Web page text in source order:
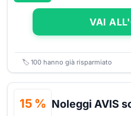
VAI
🏷️ 100 hanno già risparmiato
15 % Noleggi AVIS